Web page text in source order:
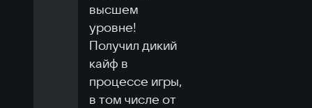
высшем
уровне!
Получил дикий
кайф в
процессе игры,
в том числе от